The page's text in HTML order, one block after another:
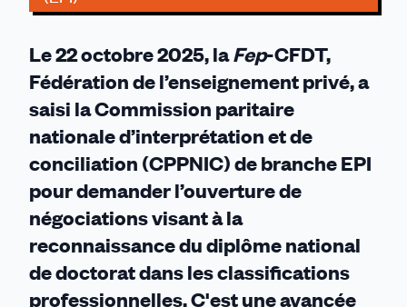
Le 22 octobre 2025, laFep-CFDT,
Fédération de l’enseignement privé, a
saisi la Commission paritaire
nationale d’interprétation et de
conciliation (CPPNIC) de branche EPI
pour demander l’ouverture de
négociations visant à la
reconnaissance du diplôme national
de doctorat dans les classifications
professionnelles. C'est une avancée